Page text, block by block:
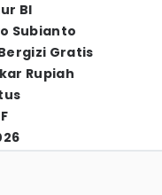
BI
Subianto
Gratis
Rupiah